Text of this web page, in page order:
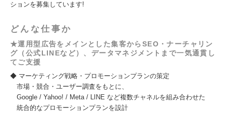
ションを募集しています!
どんな仕事か
★運用型広告をメインとした集客からSEO・ナーチャリン
グ（公式LINEなど）、データマネジメントまで一気通貫し
てご支援
◆ マーケティング戦略・プロモーションプランの策定
市場・競合・ユーザー調査をもとに、
Google / Yahoo! / Meta / LINE など複数チャネルを組み合わせた
統合的なプロモーションプランを設計